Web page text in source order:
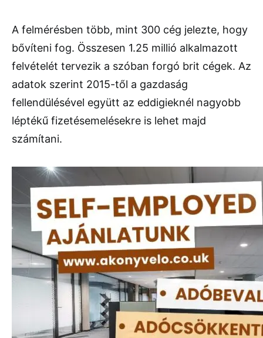
A felmérésben több, mint 300 cég jelezte, hogy
bővíteni fog. Összesen 1.25 millió alkalmazott
felvételét tervezik a szóban forgó brit cégek. Az
adatok szerint 2015-től a gazdaság
fellendülésével együtt az eddigieknél nagyobb
léptékű fizetésemelésekre is lehet majd
számítani.